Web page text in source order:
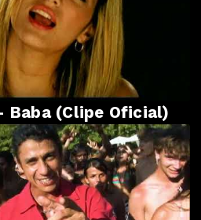
Baba (Clipe Oficial)